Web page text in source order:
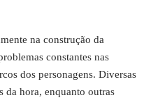
na construção da
constantes nas
dos personagens. Diversas
da hora, enquanto outras